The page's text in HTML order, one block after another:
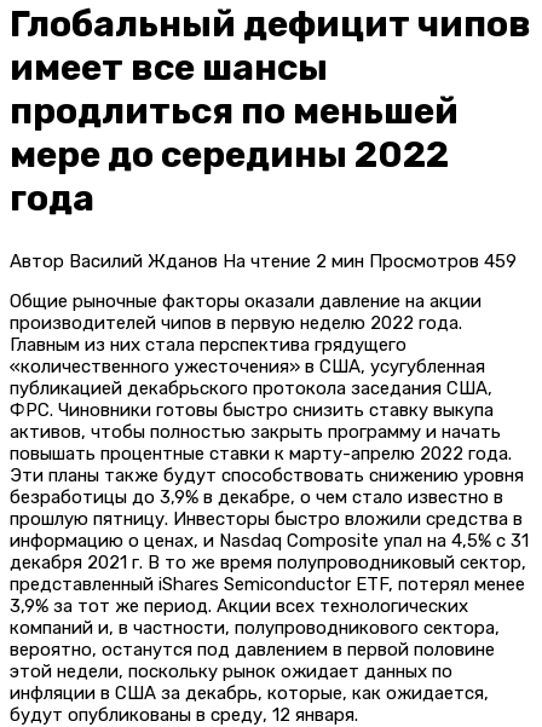
Глобальный дефицит чипов
имеет все шансы
продлиться по меньшей
мере до середины 2022
года
Автор Василий Жданов На чтение 2 мин Просмотров 459
Общие рыночные факторы оказали давление на акции
производителей чипов в первую неделю 2022 года.
Главным из них стала перспектива грядущего
«количественного ужесточения» в США, усугубленная
публикацией декабрьского протокола заседания США,
ФРС. Чиновники готовы быстро снизить ставку выкупа
активов, чтобы полностью закрыть программу и начать
повышать процентные ставки к марту-апрелю 2022 года.
Эти планы также будут способствовать снижению уровня
безработицы до 3,9% в декабре, о чем стало известно в
прошлую пятницу. Инвесторы быстро вложили средства в
информацию о ценах, и Nasdaq Composite упал на 4,5% с 31
декабря 2021 г. В то же время полупроводниковый сектор,
представленный iShares Semiconductor ETF, потерял менее
3,9% за тот же период. Акции всех технологических
компаний и, в частности, полупроводникового сектора,
вероятно, останутся под давлением в первой половине
этой недели, поскольку рынок ожидает данных по
инфляции в США за декабрь, которые, как ожидается,
будут опубликованы в среду, 12 января.